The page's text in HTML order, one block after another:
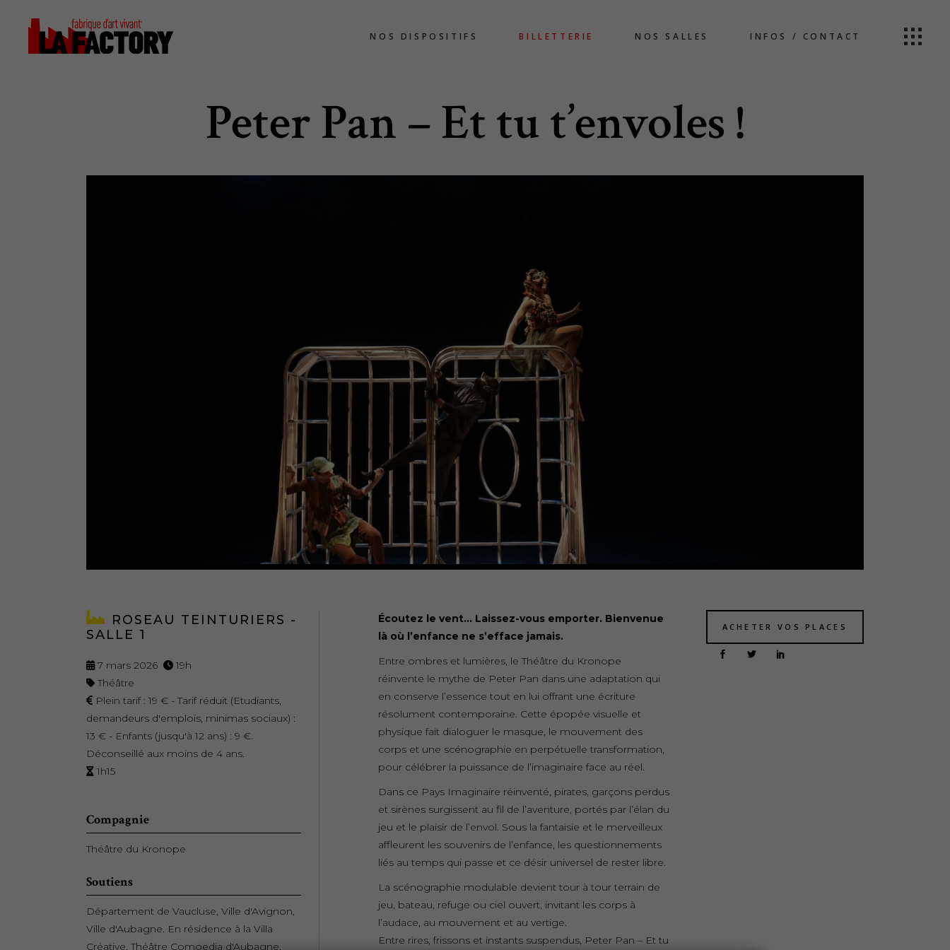
NOS DISPOSITIFS BILLETTERIE NOS SALLES INFOS / CONTACT
Peter Pan – Et tu t’envoles !
ROSEAU TEINTURIERS -
SALLE 1
7 mars 2026
19h
Théâtre
Plein tarif : 19 € - Tarif réduit (Etudiants,
demandeurs d'emplois, minimas sociaux) :
13 € - Enfants (jusqu'à 12 ans) : 9 €.
Déconseillé aux moins de 4 ans.
1h15
Compagnie
Théâtre du Kronope
Soutiens
Département de Vaucluse, Ville d'Avignon,
Ville d'Aubagne. En résidence à la Villa
Créative, Théâtre Comoedia d'Aubagne,
Écoutez le vent… Laissez-vous emporter. Bienvenue
là où l’enfance ne s’efface jamais.
Entre ombres et lumières, le Théâtre du Kronope
réinvente le mythe de Peter Pan dans une adaptation qui
en conserve l’essence tout en lui offrant une écriture
résolument contemporaine. Cette épopée visuelle et
physique fait dialoguer le masque, le mouvement des
corps et une scénographie en perpétuelle transformation,
pour célébrer la puissance de l’imaginaire face au réel.
Dans ce Pays Imaginaire réinventé, pirates, garçons perdus
et sirènes surgissent au fil de l’aventure, portés par l’élan du
jeu et le plaisir de l’envol. Sous la fantaisie et le merveilleux
affleurent les souvenirs de l’enfance, les questionnements
liés au temps qui passe et ce désir universel de rester libre.
La scénographie modulable devient tour à tour terrain de
jeu, bateau, refuge ou ciel ouvert, invitant les corps à
l’audace, au mouvement et au vertige.
Entre rires, frissons et instants suspendus, Peter Pan – Et tu
ACHETER VOS PLACES